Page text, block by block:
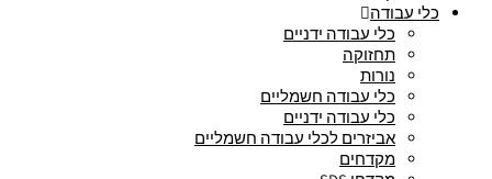
כלי עבודה
כלי עבודה ידניים
תחזוקה
נורות
כלי עבודה חשמליים
כלי עבודה ידניים
אביזרים לכלי עבודה חשמליים
מקדחים